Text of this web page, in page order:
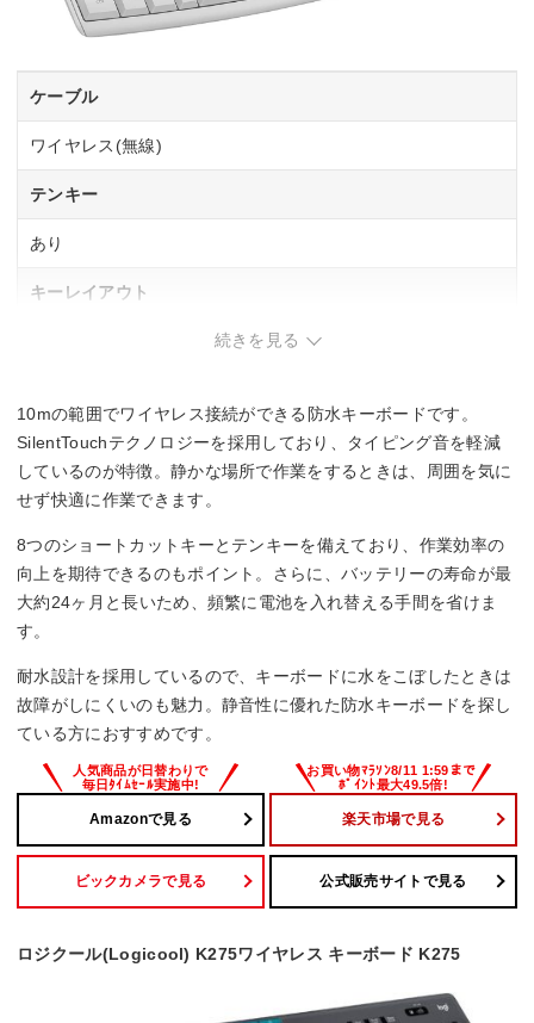
ケーブル
ワイヤレス(無線)
テンキー
あり
キーレイアウト
キースイッチ
メンブレン
防水
サイズ
続きを見る
10mの範囲でワイヤレス接続ができる防水キーボードです。
SilentTouchテクノロジーを採用しており、タイピング音を軽減
しているのが特徴。静かな場所で作業をするときは、周囲を気に
せず快適に作業できます。
8つのショートカットキーとテンキーを備えており、作業効率の
向上を期待できるのもポイント。さらに、バッテリーの寿命が最
大約24ヶ月と長いため、頻繁に電池を入れ替える手間を省けま
す。
耐水設計を採用しているので、キーボードに水をこぼしたときは
故障がしにくいのも魅力。静音性に優れた防水キーボードを探し
ている方におすすめです。
Amazonで見る 楽天市場で見る
ビックカメラで見る 公式販売サイトで見る
ロジクール(Logicool) K275ワイヤレス キーボード K275